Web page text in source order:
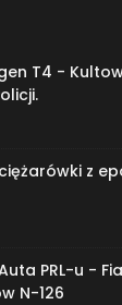
T4 -
z
PRL-u -
N-126